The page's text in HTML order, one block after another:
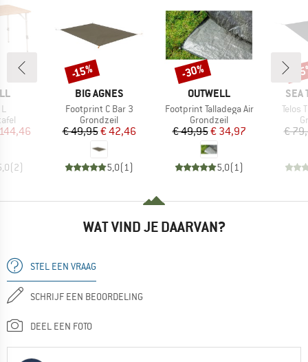
prijs
(2)
MERK
BIG AGNES
Artikel
Footprint C Bar 3
Productgroep
Grondzeil
Prijs
€ 49,95Verlaagde prijs
€ 42,46
5,0(1)
Korting
-15%
MERK
OUTWELL
Artikel
Footprint Talladega Air
Productgroep
Grondzeil
Prijs
€ 49,95Verlaagde prijs
€ 34,97
5,0(1)
Korting
-30%
SEA
Artikel
Telos
€
-
WAT VIND JE DAARVAN?
STEL EEN VRAAG
SCHRIJF EEN BEOORDELING
DEEL EEN FOTO